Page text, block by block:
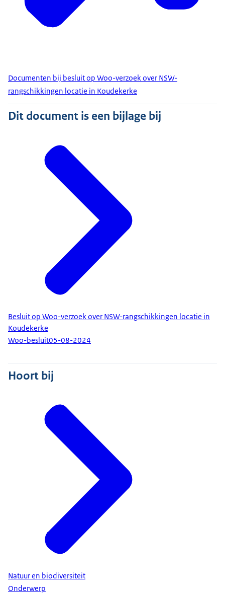
Documenten bij besluit op Woo-verzoek over NSW-
rangschikkingen locatie in Koudekerke
Dit document is een bijlage bij
Besluit op Woo-verzoek over NSW-rangschikkingen locatie in
Koudekerke
Woo-besluit05-08-2024
Hoort bij
Natuur en biodiversiteit
Onderwerp